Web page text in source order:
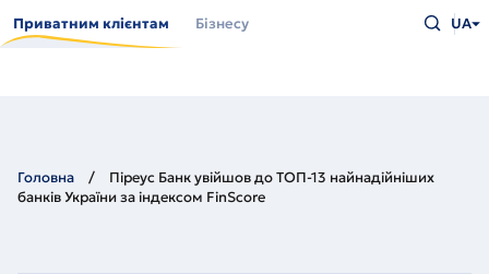
до
основного
Приватним клієнтам Бізнесу
що
UA
Головна
Піреус Банк увійшов до ТОП-13 найнадійніших
банків України за індексом FinScore